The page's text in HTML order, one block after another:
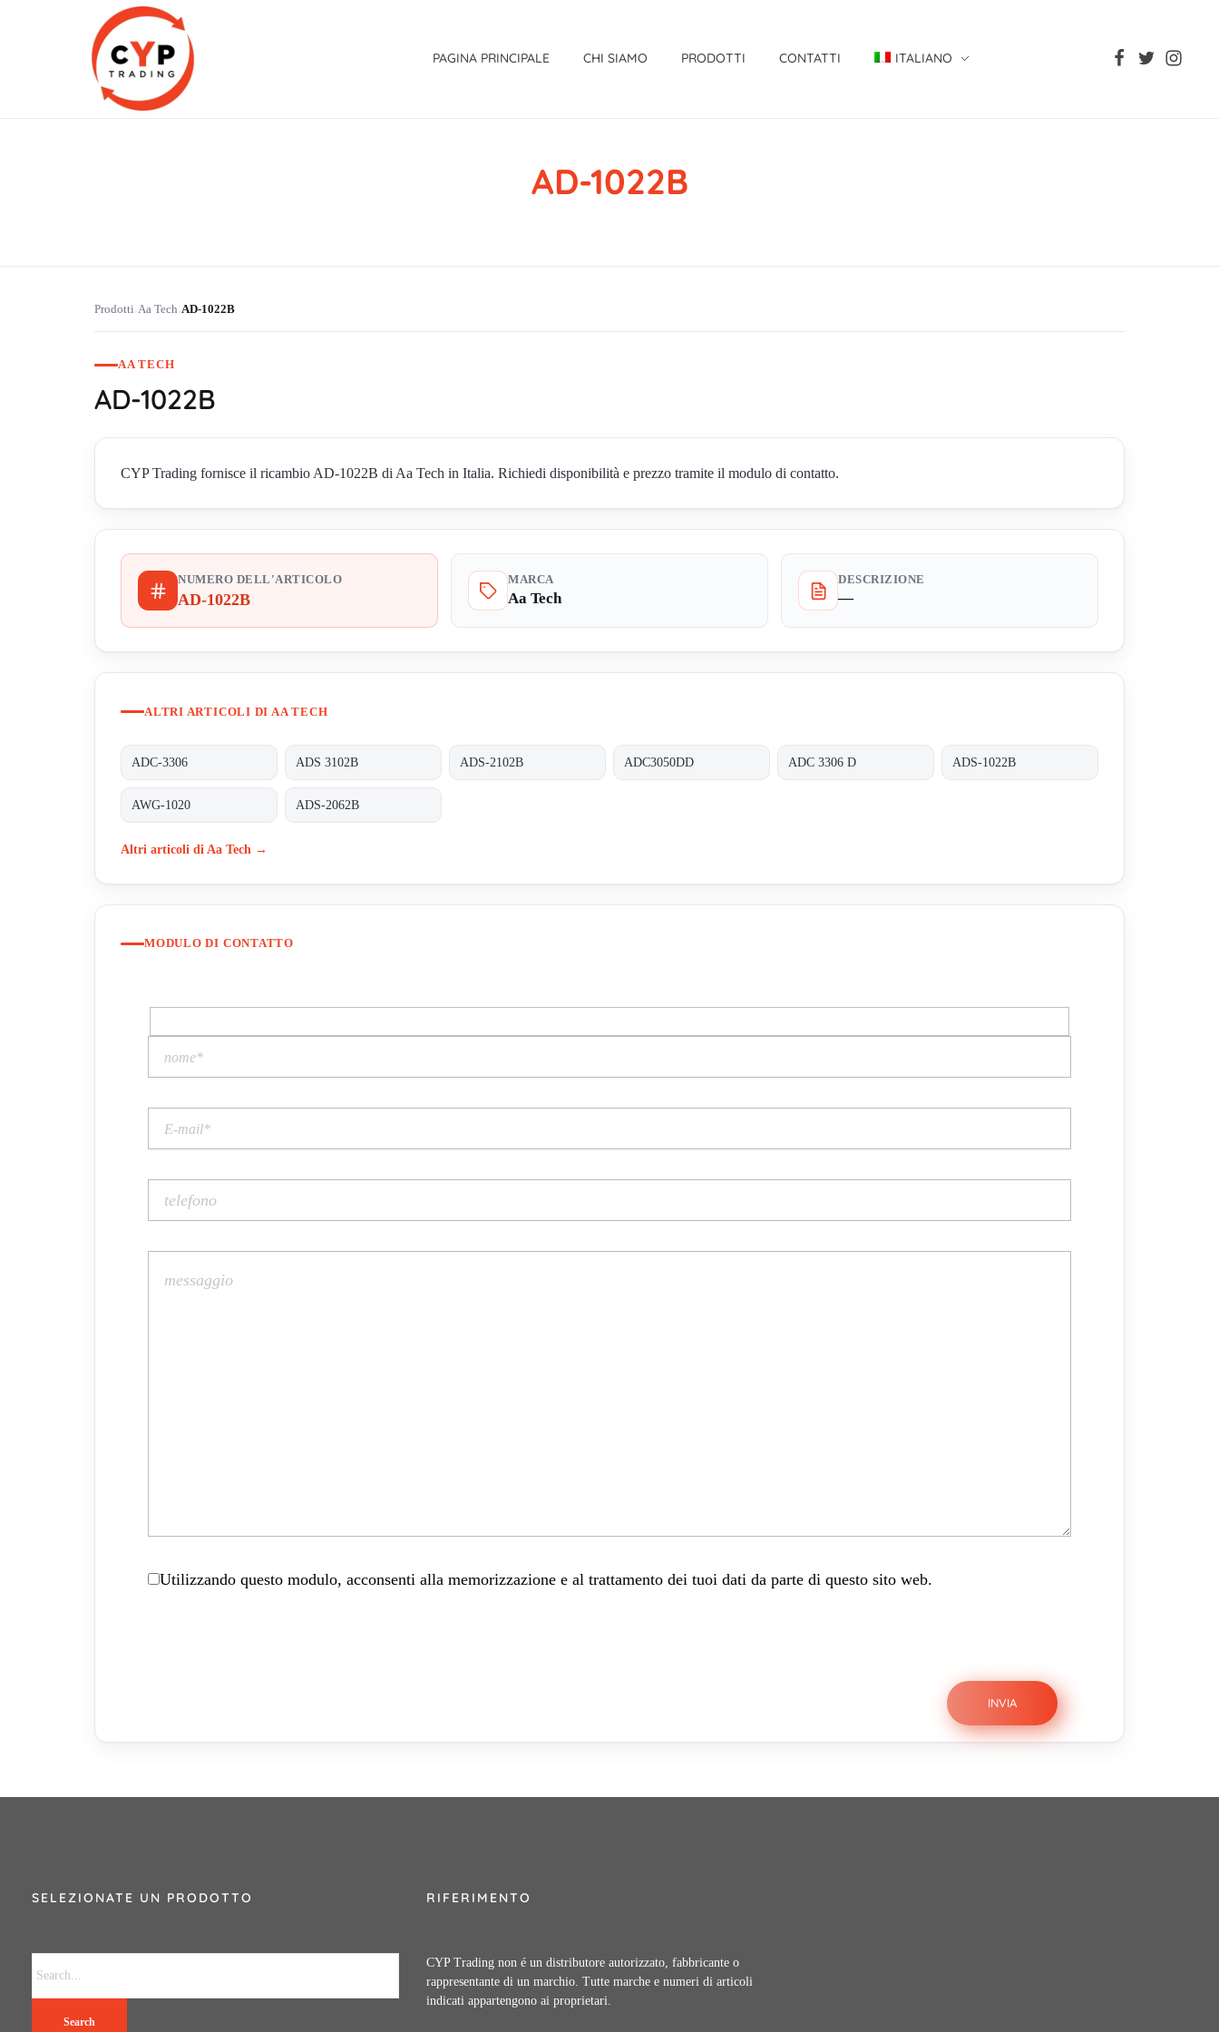
PAGINA PRINCIPALE CHI SIAMO PRODOTTI CONTATTI ITALIANO
AD-1022B
Prodotti›Aa Tech›AD-1022B
AA TECH
AD-1022B
CYP Trading fornisce il ricambio AD-1022B di Aa Tech in Italia. Richiedi disponibilità e prezzo tramite il modulo di contatto.
NUMERO DELL'ARTICOLO
AD-1022B
MARCA
Aa Tech
DESCRIZIONE
—
ALTRI ARTICOLI DI AA TECH
ADC-3306 ADS 3102B ADS-2102B ADC3050DD ADC 3306 D ADS-1022B
AWG-1020 ADS-2062B
Altri articoli di Aa Tech →
MODULO DI CONTATTO
Utilizzando questo modulo, acconsenti alla memorizzazione e al trattamento dei tuoi dati da parte di questo sito web.
SELEZIONATE UN PRODOTTO
Search
RIFERIMENTO
CYP Trading non é un distributore autorizzato, fabbricante o
rappresentante di un marchio. Tutte marche e numeri di articoli
indicati appartengono ai proprietari.